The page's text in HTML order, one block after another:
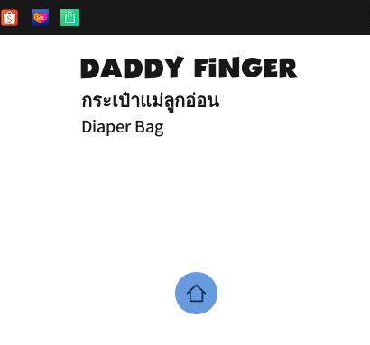
กระเป๋าแม่ลูกอ่อน
Diaper Bag
DADDY FiNGER